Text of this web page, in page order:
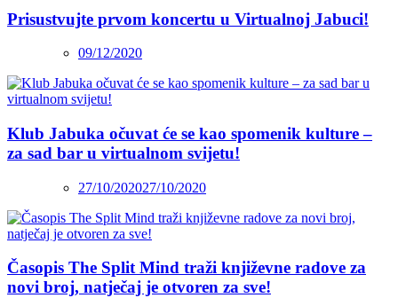
Prisustvujte prvom koncertu u Virtualnoj Jabuci!
09/12/2020
Klub Jabuka očuvat će se kao spomenik kulture –
za sad bar u virtualnom svijetu!
27/10/202027/10/2020
Časopis The Split Mind traži književne radove za
novi broj, natječaj je otvoren za sve!